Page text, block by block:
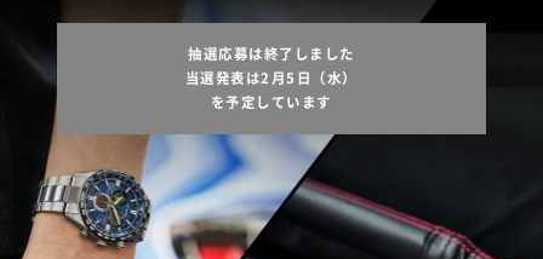
抽選応募は終了しました
当選発表は2月5日（水）
を予定しています